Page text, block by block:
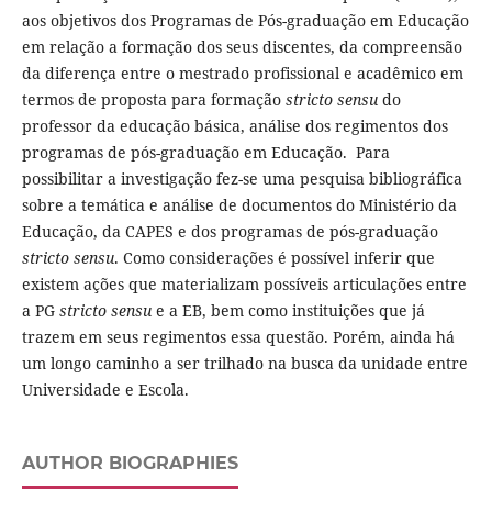
aos objetivos dos Programas de Pós-graduação em Educação
em relação a formação dos seus discentes, da compreensão
da diferença entre o mestrado profissional e acadêmico em
termos de proposta para formação stricto sensudo
professor da educação básica, análise dos regimentos dos
programas de pós-graduação em Educação. Para
possibilitar a investigação fez-se uma pesquisa bibliográfica
sobre a temática e análise de documentos do Ministério da
Educação, da CAPES e dos programas de pós-graduação
stricto sensu. Como considerações é possível inferir que
existem ações que materializam possíveis articulações entre
a PG stricto sensue a EB, bem como instituições que já
trazem em seus regimentos essa questão. Porém, ainda há
um longo caminho a ser trilhado na busca da unidade entre
Universidade e Escola.
AUTHOR BIOGRAPHIES